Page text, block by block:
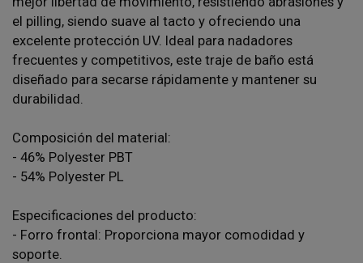
el pilling, siendo suave al tacto y ofreciendo una
excelente protección UV. Ideal para nadadores
frecuentes y competitivos, este traje de baño está
diseñado para secarse rápidamente y mantener su
durabilidad.
Composición del material:
- 46% Polyester PBT
- 54% Polyester PL
Especificaciones del producto:
- Forro frontal: Proporciona mayor comodidad y
soporte.